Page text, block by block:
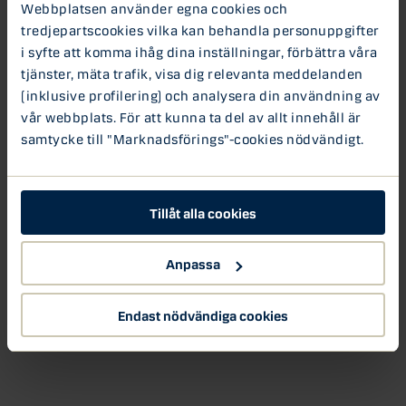
Webbplatsen använder egna cookies och
tredjepartscookies vilka kan behandla personuppgifter
i syfte att komma ihåg dina inställningar, förbättra våra
tjänster, mäta trafik, visa dig relevanta meddelanden
(inklusive profilering) och analysera din användning av
vår webbplats. För att kunna ta del av allt innehåll är
samtycke till "Marknadsförings"-cookies nödvändigt.
Tillåt alla cookies
Anpassa
Endast nödvändiga cookies
Kreditvärden är en oberoende ekonomi-podcast som
produceras av Gabriel Bergin och Louis Landeman. Podden
tar upp aktuella ämnen inom finansiell
ekonomi.Podden riktar sig till alla som är intresserade av
sambandet mellan ekonomi och samhälle.
besökpoddens webbplatseller sök på Kreditvärden
Podd: Kreditvärden Riksbanken